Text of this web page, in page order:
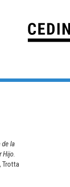
de la
Hijo
Trotta